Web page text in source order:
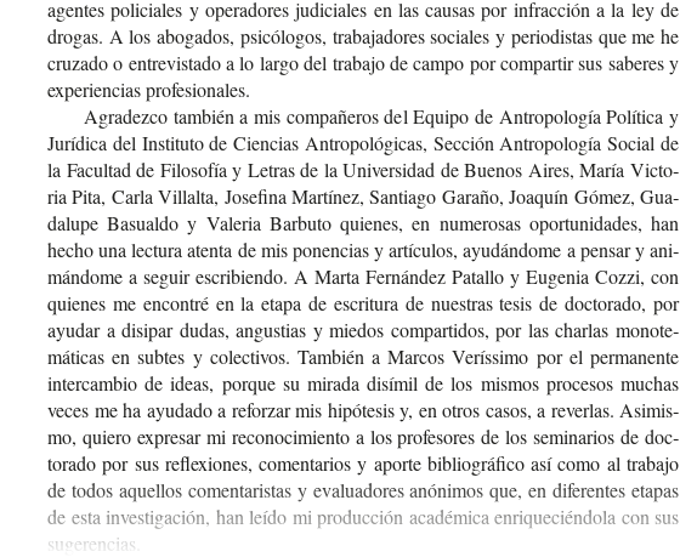
Anterior
agen­tes poli­cia­les y ope­ra­do­res judi­cia­les en las cau­sas por infrac­ción a la ley de
dro­gas. A los abo­ga­dos, psi­có­lo­gos, tra­ba­ja­do­res socia­les y perio­dis­tas que me he
cru­za­do o entre­vis­ta­do a lo largo del tra­ba­jo de campo por com­par­tir sus sabe­res y
expe­rien­cias profesionales.
Agra­dez­co tam­bién a mis com­pa­ñe­ros del Equi­po de Antro­po­lo­gía Polí­ti­ca y
Jurí­di­ca del Ins­ti­tu­to de Cien­cias Antro­po­ló­gi­cas, Sec­ción Antro­po­lo­gía Social de
la Facul­tad de Filo­so­fía y Letras de la Uni­ver­si­dad de Bue­nos Aires, María Vic­to­
ria Pita, Carla Villal­ta, Jose­fi­na Mar­tí­nez, San­tia­go Gara­ño, Joa­quín Gómez, Gua­
da­lu­pe Basual­do y Vale­ria Bar­bu­to quie­nes, en nume­ro­sas opor­tu­ni­da­des, han
hecho una lec­tu­ra aten­ta de mis ponen­cias y artícu­los, ayu­dán­do­me a pen­sar y ani­
mán­do­me a seguir escri­bien­do. A Marta Fer­nán­dez Pata­llo y Euge­nia Cozzi, con
quie­nes me encon­tré en la etapa de escri­tu­ra de nues­tras tesis de doc­to­ra­do, por
ayu­dar a disi­par dudas, angus­tias y mie­dos com­par­ti­dos, por las char­las mono­te­
má­ti­cas en sub­tes y colec­ti­vos. Tam­bién a Mar­cos Verís­si­mo por el per­ma­nen­te
inter­cam­bio de ideas, por­que su mira­da disí­mil de los mis­mos pro­ce­sos muchas
veces me ha ayu­da­do a refor­zar mis hipó­te­sis y, en otros casos, a rever­las. Asi­mis­
mo, quie­ro expre­sar mi reco­no­ci­mien­to a los pro­fe­so­res de los semi­na­rios de doc­
to­ra­do por sus refle­xio­nes, comen­ta­rios y apor­te biblio­grá­fi­co así como al tra­ba­jo
de todos aque­llos comen­ta­ris­tas y eva­lua­do­res anó­ni­mos que, en dife­ren­tes eta­pas
de esta inves­ti­ga­ción, han leído mi pro­duc­ción aca­dé­mi­ca enri­que­cién­do­la con sus
sugerencias.